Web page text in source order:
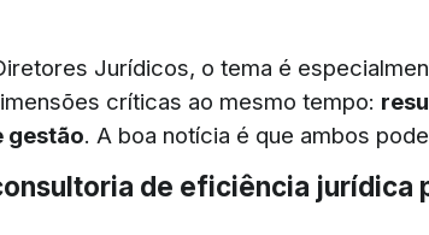
Jurídicos, o tema é
críticas ao mesmo tempo:
gestão. A boa notícia é que ambos
de eficiência jurídica